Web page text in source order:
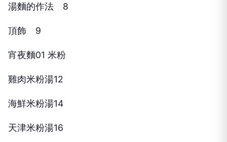
湯麵的作法 8
頂飾 9
宵夜麵01 米粉
雞肉米粉湯12
海鮮米粉湯14
天津米粉湯16